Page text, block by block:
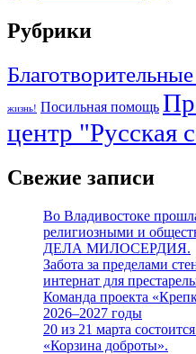
Рубрики
жизнь! Посильная помощь
центр "Русская
Свежие записи
Во Владивостоке
религиозными и
ДЕЛА МИЛОСЕРДИЯ.
Забота за пределами
интернат для
Команда проекта
2026–2027 годы
20 из 21 марта
«Корзина доброты».